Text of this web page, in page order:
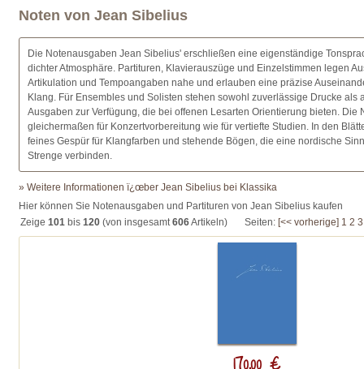
Noten von Jean Sibelius
Die Notenausgaben Jean Sibelius' erschließen eine eigenständige
dichter Atmosphäre. Partituren, Klavierauszüge und Einzelstimmen legen
Artikulation und Tempoangaben nahe und erlauben eine präzise
Klang. Für Ensembles und Solisten stehen sowohl zuverlässige Drucke als
Ausgaben zur Verfügung, die bei offenen Lesarten Orientierung bieten. Die
gleichermaßen für Konzertvorbereitung wie für vertiefte Studien. In den
feines Gespür für Klangfarben und stehende Bögen, die eine nordische
Strenge verbinden.
» Weitere Informationen ï¿œber Jean Sibelius bei Klassika
Hier können Sie Notenausgaben und Partituren von Jean Sibelius kaufen
Zeige 101 bis 120 (von insgesamt606Artikeln) Seiten: [<< vorherige] 1 2 3
170,00 €